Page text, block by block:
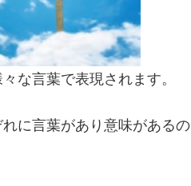
な言葉で表現されます。
に言葉があり意味があるの